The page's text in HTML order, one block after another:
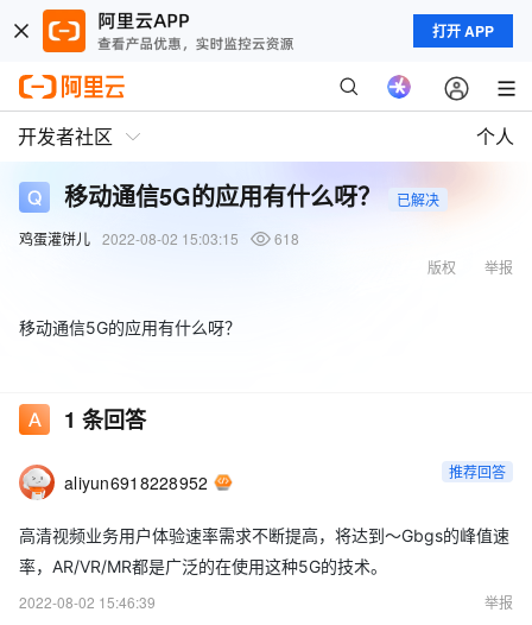
打开 APP
开发者社区 个人
移动通信5G的应用有什么呀？
已解决
鸡蛋灌饼儿 2022-08-02 15:03:15
618
举报
版权
移动通信5G的应用有什么呀？
1 条回答
aliyun6918228952 推荐回答
高清视频业务用户体验速率需求不断提高，将达到～Gbgs的峰值速
率，AR/VR/MR都是广泛的在使用这种5G的技术。
2022-08-02 15:46:39
举报